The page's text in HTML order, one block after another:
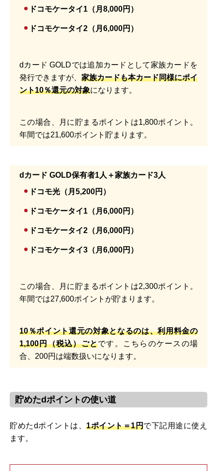
ドコモケータイ1（月8,000円）
ドコモケータイ2（月6,000円）
dカード GOLDでは追加カードとして家族カードを
発行できますが、 家族カードも本カード同様にポイ
ント10％還元の対象になります。
この場合、月に貯まるポイントは1,800ポイント。
年間では21,600ポイント貯まります。
dカード GOLD保有者1人＋家族カード3人
ドコモ光（月5,200円）
ドコモケータイ1（月6,000円）
ドコモケータイ2（月6,000円）
ドコモケータイ3（月6,000円）
この場合、月に貯まるポイントは2,300ポイント。
年間では27,600ポイントが貯まります。
10％ポイント還元の対象となるのは、利用料金の
1,100円（税込）ごとです。こちらのケースの場
合、200円は端数扱いになります。
貯めたdポイントの使い道
貯めたdポイントは、1ポイント＝1円で下記用途に使え
ます。